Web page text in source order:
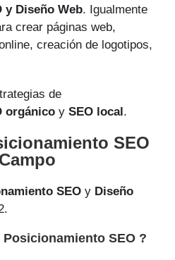
y Diseño Web. Igualmente
crear páginas web,
creación de logotipos,
de
orgánico y SEO local .
SEO
SEO y Diseño
SEO ?